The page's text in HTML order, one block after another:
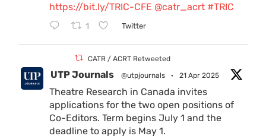
https://bit.ly/TRIC-CFE @catr_acrt #TRIC
1 Twitter
CATR / ACRT Retweeted
UTP Journals @utpjournals · 21 Apr 2025
Theatre Research in Canada invites
applications for the two open positions of
Co-Editors. Term begins July 1 and the
deadline to apply is May 1.